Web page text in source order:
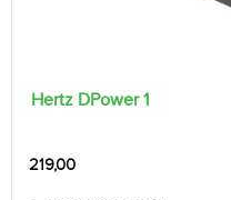
Hertz DPower 1
219,00